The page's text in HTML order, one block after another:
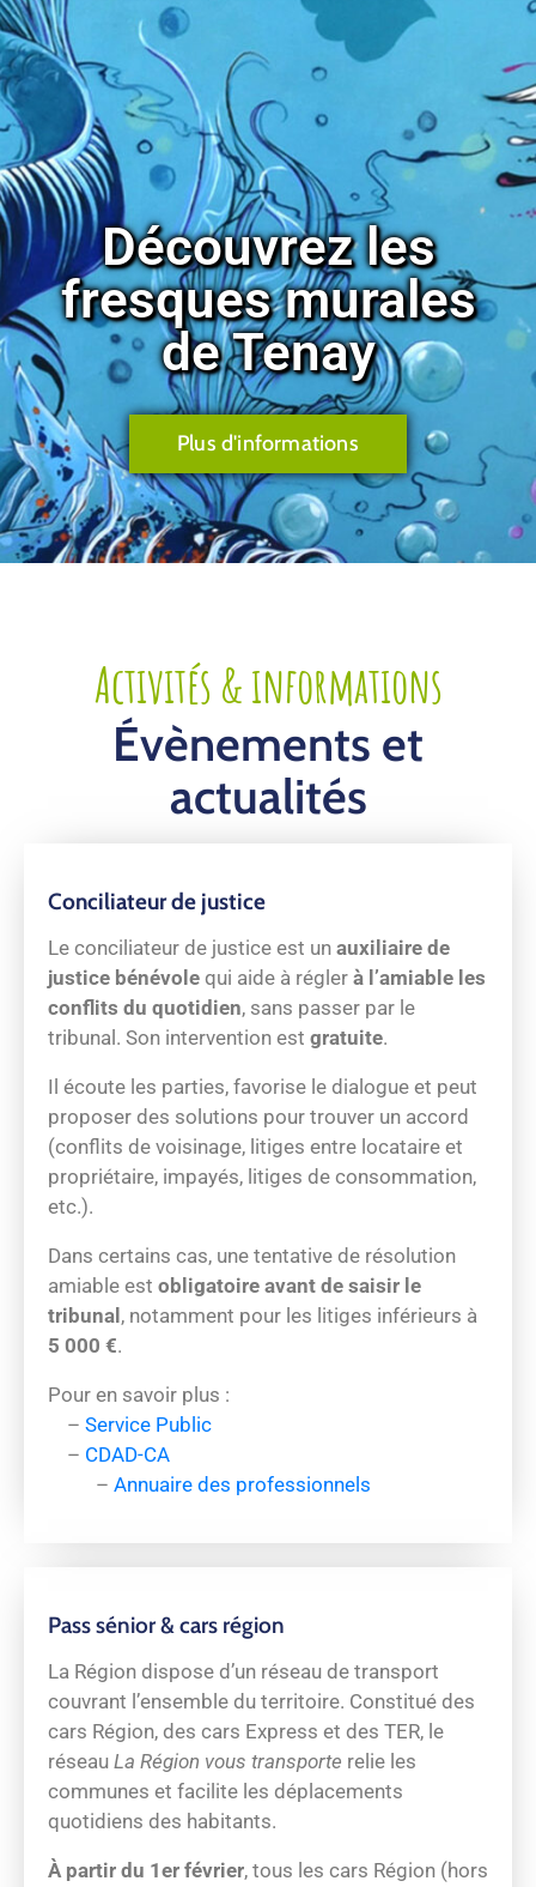
Découvrez les
fresques murales
de Tenay
Plus d'informations
Activités & informations
Évènements et
actualités
Conciliateur de justice
Le conciliateur de justice est un auxiliaire de
justice bénévole qui aide à régler à l’amiable les
conflits du quotidien, sans passer par le
tribunal. Son intervention est gratuite.
Il écoute les parties, favorise le dialogue et peut
proposer des solutions pour trouver un accord
(conflits de voisinage, litiges entre locataire et
propriétaire, impayés, litiges de consommation,
etc.).
Dans certains cas, une tentative de résolution
amiable est obligatoire avant de saisir le
tribunal , notamment pour les litiges inférieurs à
5 000 €.
Pour en savoir plus :
– Service Public
– CDAD-CA
– Annuaire des professionnels
Pass sénior & cars région
La Région dispose d’un réseau de transport
couvrant l’ensemble du territoire. Constitué des
cars Région, des cars Express et des TER, le
réseau La Région vous transporte relie les
communes et facilite les déplacements
quotidiens des habitants.
À partir du 1er février, tous les cars Région (hors